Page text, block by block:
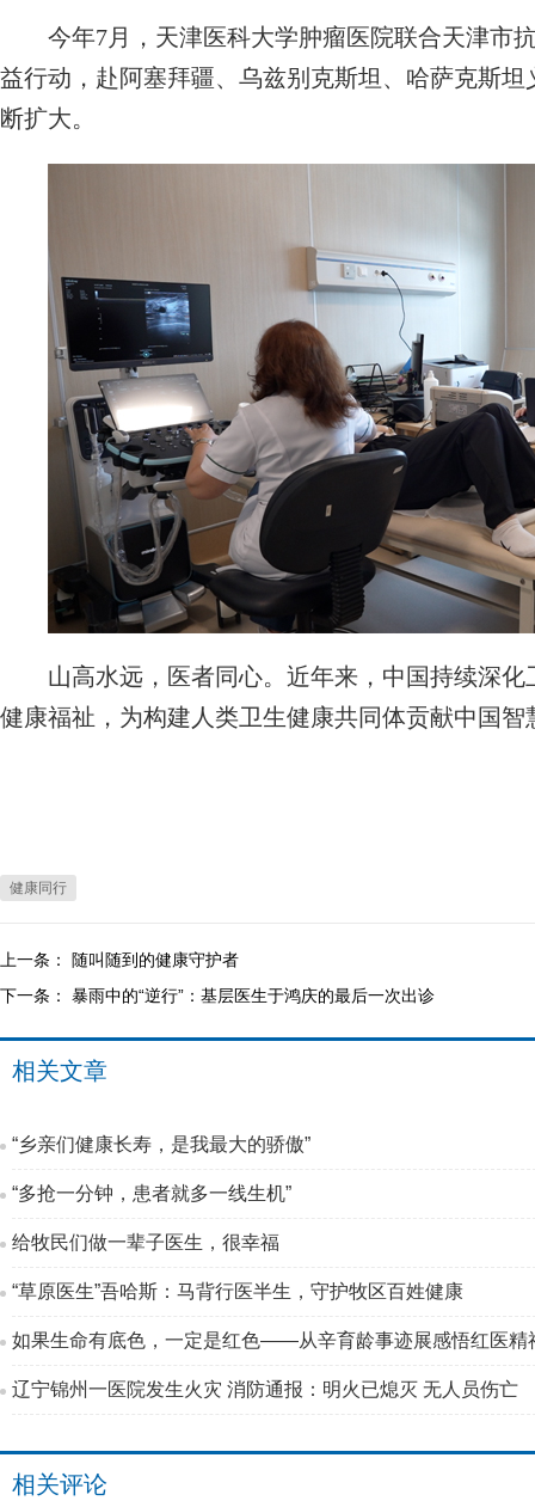
今年7月，天津医科大学肿瘤医院联合天津市抗
益行动，赴阿塞拜疆、乌兹别克斯坦、哈萨克斯
断扩大。
山高水远，医者同心。近年来，中国持续深化
健康福祉，为构建人类卫生健康共同体贡献中国
健康同行
上一条： 随叫随到的健康守护者
下一条： 暴雨中的“逆行”：基层医生于鸿庆的最后一次出诊
相关文章
“乡亲们健康长寿，是我最大的骄傲”
“多抢一分钟，患者就多一线生机”
给牧民们做一辈子医生，很幸福
“草原医生”吾哈斯：马背行医半生，守护牧区百姓健康
如果生命有底色，一定是红色——从辛育龄事迹展感悟红医精
辽宁锦州一医院发生火灾 消防通报：明火已熄灭 无人员伤亡
相关评论